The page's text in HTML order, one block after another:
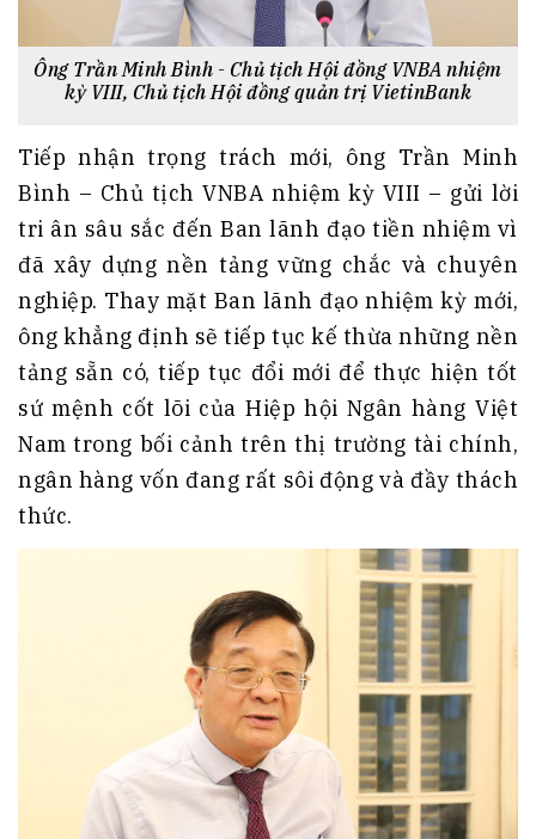
Ông Trần Minh Bình - Chủ tịch Hội đồng VNBA nhiệm
kỳ VIII, Chủ tịch Hội đồng quản trị VietinBank
Tiếp nhận trọng trách mới, ông Trần Minh
Bình – Chủ tịch VNBA nhiệm kỳ VIII – gửi lời
tri ân sâu sắc đến Ban lãnh đạo tiền nhiệm vì
đã xây dựng nền tảng vững chắc và chuyên
nghiệp. Thay mặt Ban lãnh đạo nhiệm kỳ mới,
ông khẳng định sẽ tiếp tục kế thừa những nền
tảng sẵn có, tiếp tục đổi mới để thực hiện tốt
sứ mệnh cốt lõi của Hiệp hội Ngân hàng Việt
Nam trong bối cảnh trên thị trường tài chính,
ngân hàng vốn đang rất sôi động và đầy thách
thức.